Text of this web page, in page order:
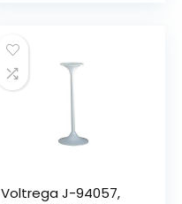
Voltrega J-94057,